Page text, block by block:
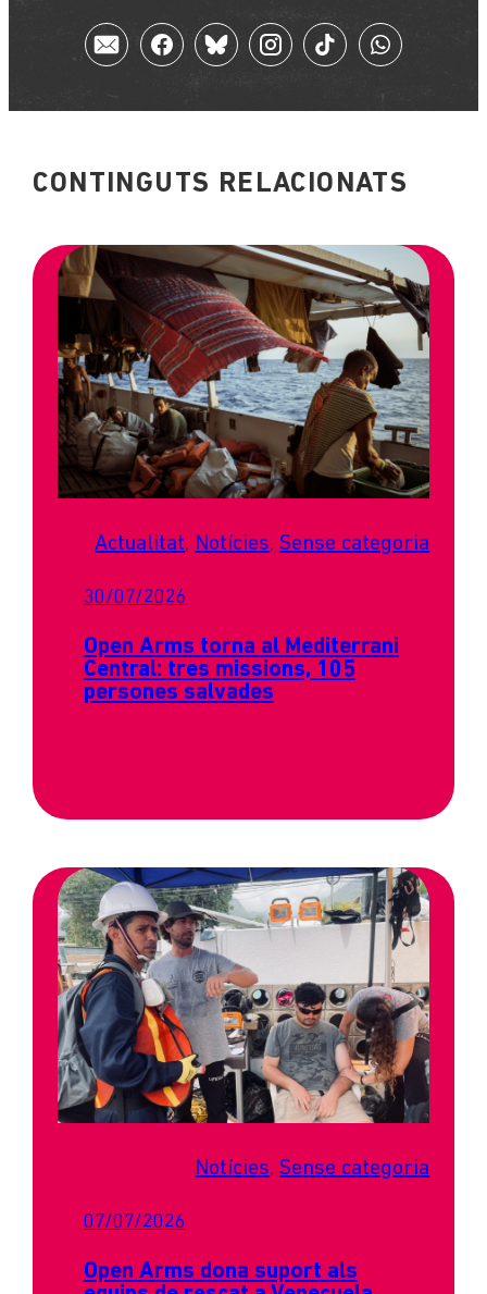
CONTINGUTS RELACIONATS
Actualitat, Notícies, Sense categoria
30/07/2026
Open Arms torna al Mediterrani
Central: tres missions, 105
persones salvades
Notícies, Sense categoria
07/07/2026
Open Arms dona suport als